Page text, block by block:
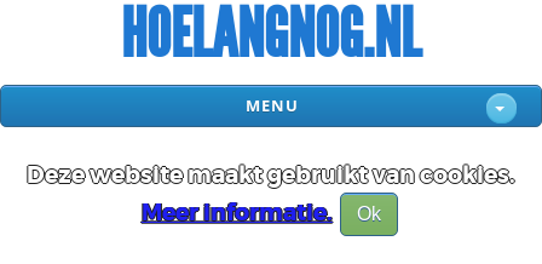
HOELANGNOG.NL
MENU
Deze website maakt gebruikt van cookies.
Meer informatie.
Ok